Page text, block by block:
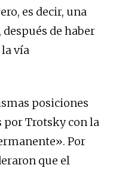
es decir, una
de haber
vía
posiciones
por Trotsky con la
Por
que el